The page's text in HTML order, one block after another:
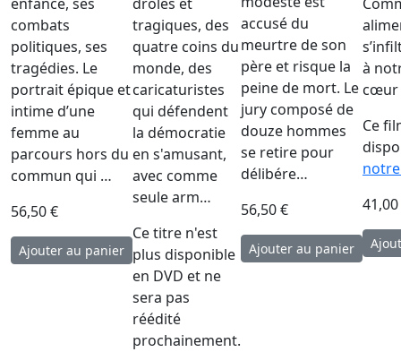
combats
politiques, ses
tragédies. Le
portrait épique et
intime d’une
femme au
parcours hors du
commun qui …
56,50 €
tragiques, des
quatre coins du
monde, des
caricaturistes
qui défendent
la démocratie
en s'amusant,
avec comme
seule arm…
Ce titre n'est
plus disponible
en DVD et ne
sera pas
réédité
prochainement.
accusé du
meurtre de son
père et risque la
peine de mort. Le
jury composé de
douze hommes
se retire pour
délibére…
56,50 €
à
cœur
Ce